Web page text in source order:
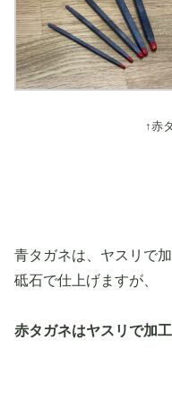
↑赤
青タガネは、ヤスリで
砥石で仕上げますが、
赤タガネはヤスリで加工